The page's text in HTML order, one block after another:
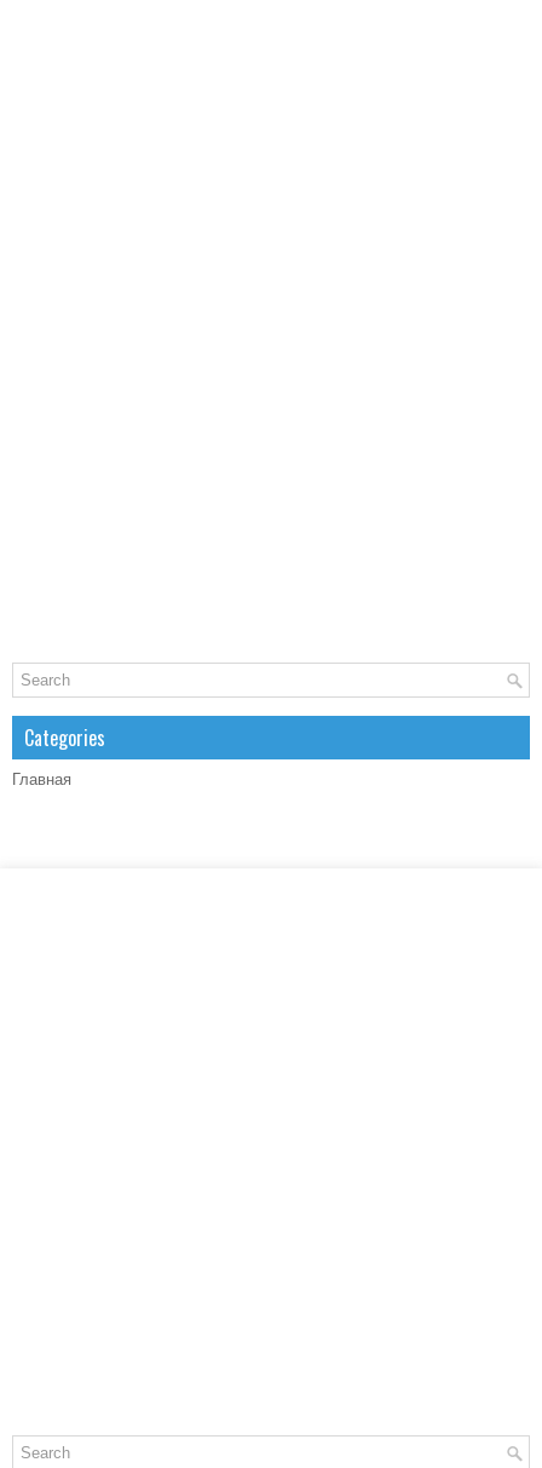
Categories
Главная